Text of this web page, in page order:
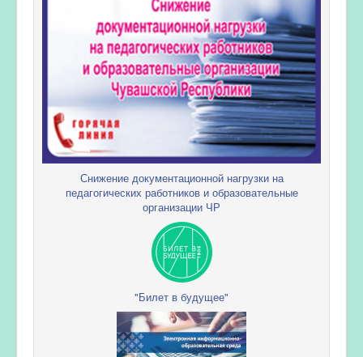
Снижение документационной нагрузки на
педагогических работников и образовательные
организации ЧР
"Билет в будущее"